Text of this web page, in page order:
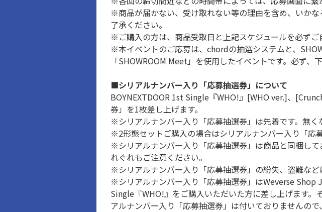
※商品が届かない、受け取れない等の理由を含め、いか
了承ください。
※ご購入の方は、商品受取日と上記スケジュールを必ずご
※本イベントのご応募は、chordの抽選システムと、
「SHOWROOM Meet」を使用したイベントです。必ず
■シリアルナンバー入り「応募抽選券」について
BOYNEXTDOOR 1st Single『WHO!』[WHO ver.]、
券」を1枚差し上げます。
※シリアルナンバー入り「応募抽選券」は先着です。無く
※2形態セットご購入の場合はシリアルナンバー入り「応
※シリアルナンバー入り「応募抽選券」は商品と同梱し
れぐれもご注意ください。
※シリアルナンバー入り「応募抽選券」の紛失、盗難など
※シリアルナンバー入り「応募抽選券」はWeverse Shop
Single『WHO!』をご購入いただいた方に差し上げます
アルナンバー入り「応募抽選券」は付いておりませんので